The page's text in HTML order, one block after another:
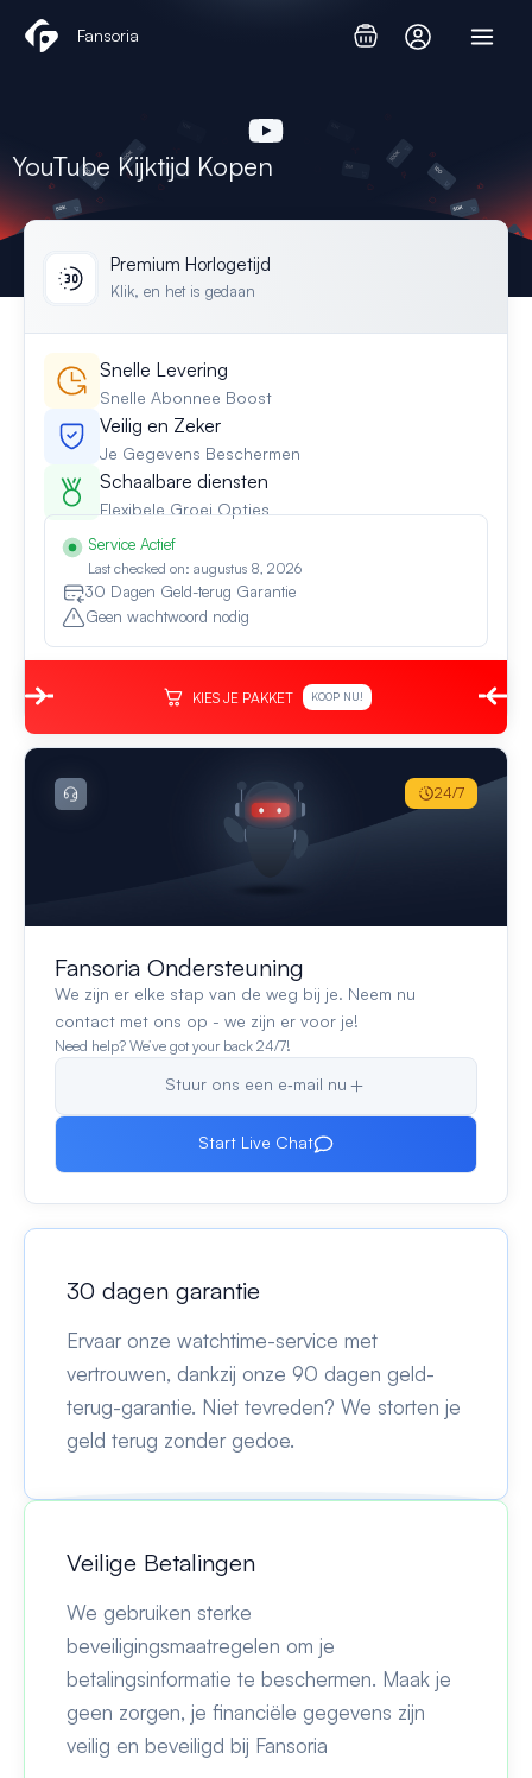
naar
Fansoria
YouTube Kijktijd Kopen
Premium Horlogetijd
Klik, en het is gedaan
Snelle Levering
Snelle Abonnee Boost
Veilig en Zeker
Je Gegevens Beschermen
Schaalbare diensten
Flexibele Groei Opties
Service Actief
Last checked on: augustus 8, 2026
30 Dagen Geld-terug Garantie
Geen wachtwoord nodig
KIES JE PAKKET KOOP NU!
Fansoria Ondersteuning
We zijn er elke stap van de weg bij je. Neem nu
contact met ons op - we zijn er voor je!
Need help? We’ve got your back 24/7!
Stuur ons een e‑mail nu
Start Live Chat
24/7
30 dagen garantie
Ervaar onze watchtime-service met
vertrouwen, dankzij onze 90 dagen geld-
terug-garantie. Niet tevreden? We storten je
geld terug zonder gedoe.
Veilige Betalingen
We gebruiken sterke
beveiligingsmaatregelen om je
betalingsinformatie te beschermen. Maak je
geen zorgen, je financiële gegevens zijn
veilig en beveiligd bij Fansoria